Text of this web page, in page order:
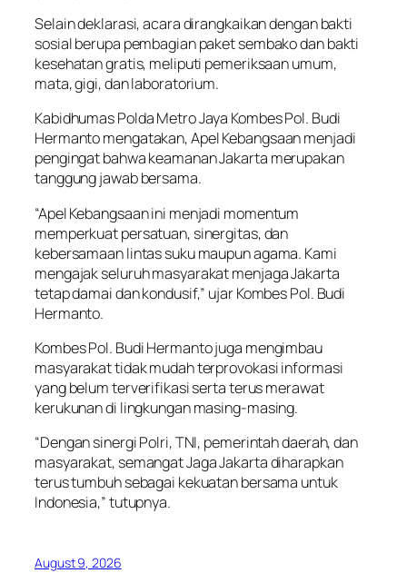
Selain deklarasi, acara dirangkaikan dengan bakti
sosial berupa pembagian paket sembako dan bakti
kesehatan gratis, meliputi pemeriksaan umum,
mata, gigi, dan laboratorium.
Kabidhumas Polda Metro Jaya Kombes Pol. Budi
Hermanto mengatakan, Apel Kebangsaan menjadi
pengingat bahwa keamanan Jakarta merupakan
tanggung jawab bersama.
“Apel Kebangsaan ini menjadi momentum
memperkuat persatuan, sinergitas, dan
kebersamaan lintas suku maupun agama. Kami
mengajak seluruh masyarakat menjaga Jakarta
tetap damai dan kondusif,” ujar Kombes Pol. Budi
Hermanto.
Kombes Pol. Budi Hermanto juga mengimbau
masyarakat tidak mudah terprovokasi informasi
yang belum terverifikasi serta terus merawat
kerukunan di lingkungan masing-masing.
“Dengan sinergi Polri, TNI, pemerintah daerah, dan
masyarakat, semangat Jaga Jakarta diharapkan
terus tumbuh sebagai kekuatan bersama untuk
Indonesia,” tutupnya.
August 9, 2026